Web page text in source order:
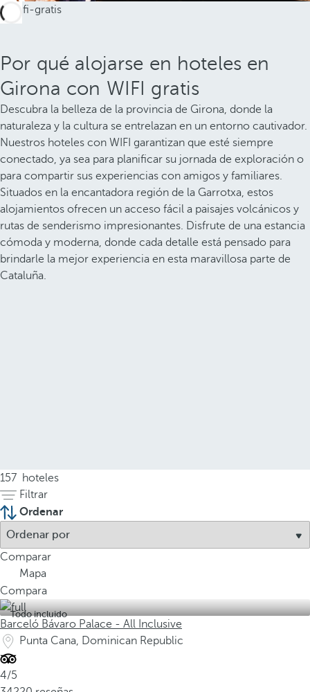
Por qué alojarse en hoteles en
Girona con WIFI gratis
Descubra la belleza de la provincia de Girona, donde la
naturaleza y la cultura se entrelazan en un entorno cautivador.
Nuestros hoteles con WIFI garantizan que esté siempre
conectado, ya sea para planificar su jornada de exploración o
para compartir sus experiencias con amigos y familiares.
Situados en la encantadora región de la Garrotxa, estos
alojamientos ofrecen un acceso fácil a paisajes volcánicos y
rutas de senderismo impresionantes. Disfrute de una estancia
cómoda y moderna, donde cada detalle está pensado para
brindarle la mejor experiencia en esta maravillosa parte de
Cataluña.
157 hoteles
Filtrar
Ordenar
Comparar
Mapa
Compara
Todo incluido
Barceló Bávaro Palace - All Inclusive
Punta Cana, Dominican Republic
4/5